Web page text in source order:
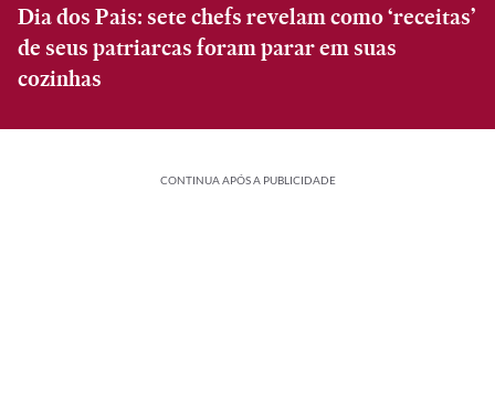
Dia dos Pais: sete chefs revelam como ‘receitas’
de seus patriarcas foram parar em suas
cozinhas
CONTINUA APÓS A PUBLICIDADE